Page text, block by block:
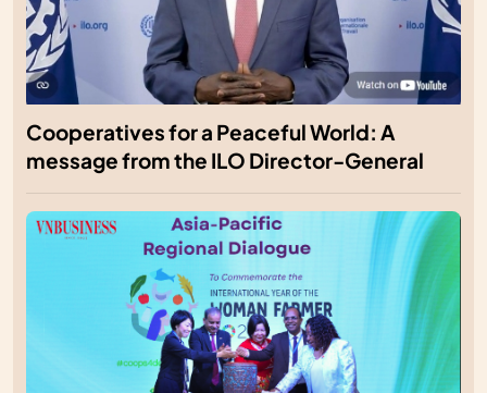
Cooperatives for a Peaceful World: A
message from the ILO Director-General